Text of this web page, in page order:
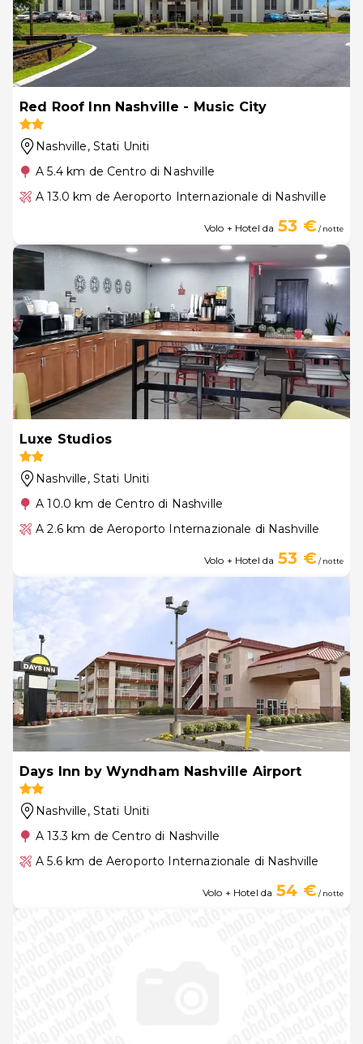
Red Roof Inn Nashville - Music City
Nashville, Stati Uniti
A 5.4 km de Centro di Nashville
A 13.0 km de Aeroporto Internazionale di Nashville
Volo + Hotel da 53 €/ notte
Luxe Studios
Nashville, Stati Uniti
A 10.0 km de Centro di Nashville
A 2.6 km de Aeroporto Internazionale di Nashville
Volo + Hotel da 53 €/ notte
Days Inn by Wyndham Nashville Airport
Nashville, Stati Uniti
A 13.3 km de Centro di Nashville
A 5.6 km de Aeroporto Internazionale di Nashville
Volo + Hotel da 54 €/ notte